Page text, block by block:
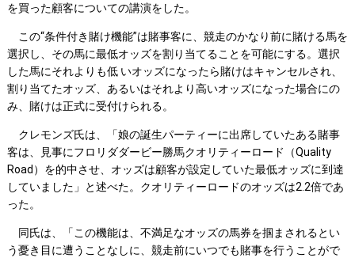
を買った顧客についての講演をした。
この“条件付き賭け機能”は賭事客に、競走のかなり前に賭ける馬を
選択し、その馬に最低オッズを割り当てることを可能にする。選択
した馬にそれよりも低 いオッズになったら賭けはキャンセルされ、
割り当てたオッズ、あるいはそれより高いオッズになった場合にの
み、賭けは正式に受付けられる。
クレモンズ氏は、「娘の誕生パーティーに出席していたある賭事
客は、見事にフロリダダービー勝馬クオリティーロード（Quality
Road）を的中させ、オッズは顧客が設定していた最低オッズに到達
していました」と述べた。クオリティーロードのオッズは2.2倍であ
った。
同氏は、「この機能は、不満足なオッズの馬券を掴まされるとい
う憂き目に遭うことなしに、競走前にいつでも賭事を行うことがで